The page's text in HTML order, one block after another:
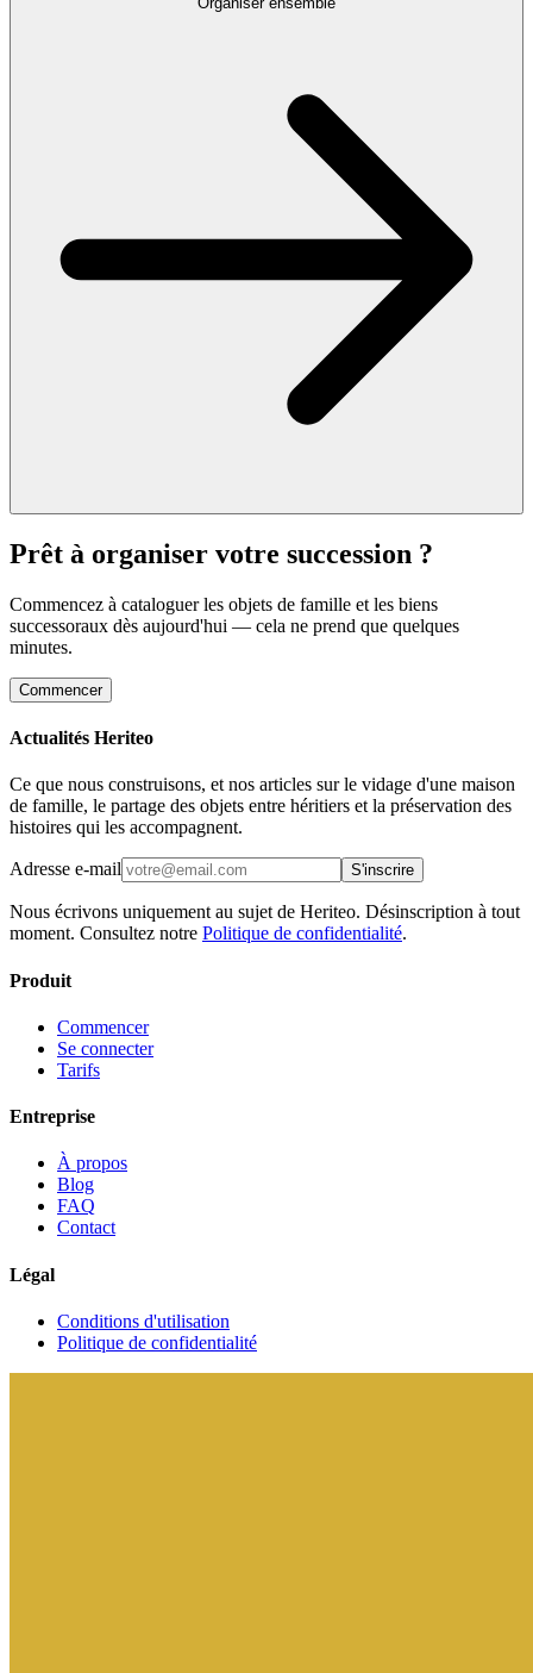
Prêt à organiser votre succession ?
Commencez à cataloguer les objets de famille et les biens
successoraux dès aujourd'hui — cela ne prend que quelques
minutes.
Commencer
Actualités Heriteo
Ce que nous construisons, et nos articles sur le vidage d'une maison
de famille, le partage des objets entre héritiers et la préservation des
histoires qui les accompagnent.
Adresse e-mail S'inscrire
Nous écrivons uniquement au sujet de Heriteo. Désinscription à tout
moment. Consultez notre Politique de confidentialité.
Produit
Commencer
Se connecter
Tarifs
Entreprise
À propos
Blog
FAQ
Contact
Légal
Conditions d'utilisation
Politique de confidentialité